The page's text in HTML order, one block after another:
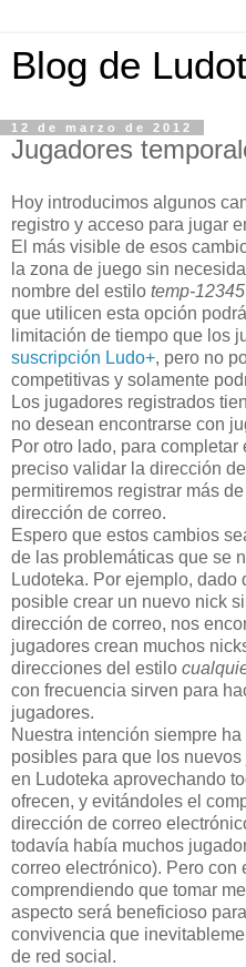
Blog de
12 de marzo de 2012
Jugadores
Hoy introducimos algunos
registro y acceso para jugar
El más visible de esos
la zona de juego sin
nombre del estilo temp-12345
que utilicen esta opción
limitación de tiempo que los
suscripción Ludo+, pero no
competitivas y solamente
Los jugadores registrados
no desean encontrarse con
Por otro lado, para
preciso validar la dirección
permitiremos registrar más
dirección de correo.
Espero que estos cambios
de las problemáticas que se
Ludoteka. Por ejemplo, dado
posible crear un nuevo nick
dirección de correo, nos
jugadores crean muchos
direcciones del estilo
con frecuencia sirven para
jugadores.
Nuestra intención siempre
posibles para que los
en Ludoteka aprovechando
ofrecen, y evitándoles el
dirección de correo
todavía había muchos
correo electrónico). Pero con
comprendiendo que tomar
aspecto será beneficioso
convivencia que
de red social.